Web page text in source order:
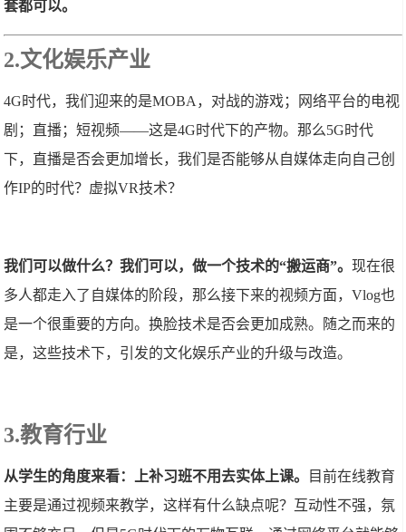
套都可以。
2.文化娱乐产业
4G时代，我们迎来的是MOBA，对战的游戏；网络平台的电视
剧；直播；短视频——这是4G时代下的产物。那么5G时代
下，直播是否会更加增长，我们是否能够从自媒体走向自己创
作IP的时代？虚拟VR技术？
我们可以做什么？我们可以，做一个技术的“搬运商”。现在很
多人都走入了自媒体的阶段，那么接下来的视频方面，Vlog也
是一个很重要的方向。换脸技术是否会更加成熟。随之而来的
是，这些技术下，引发的文化娱乐产业的升级与改造。
3.教育行业
从学生的角度来看：上补习班不用去实体上课。
目前在线教育
主要是通过视频来教学，这样有什么缺点呢？互动性不强，氛